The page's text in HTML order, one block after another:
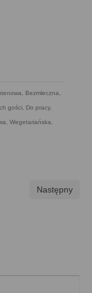
, Bezmleczna,
gości, Do pracy,
, Wegetariańska,
Następny